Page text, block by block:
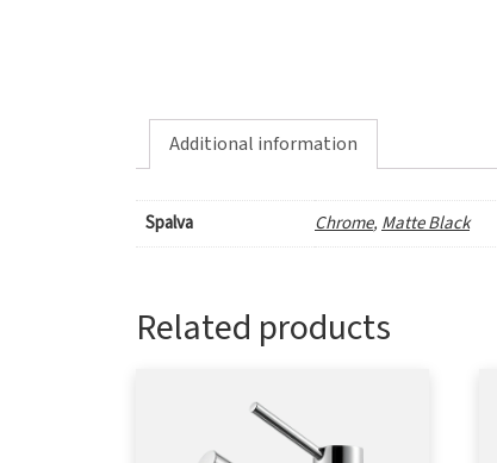
Additional information
Spalva Chrome, Matte Black
Related products